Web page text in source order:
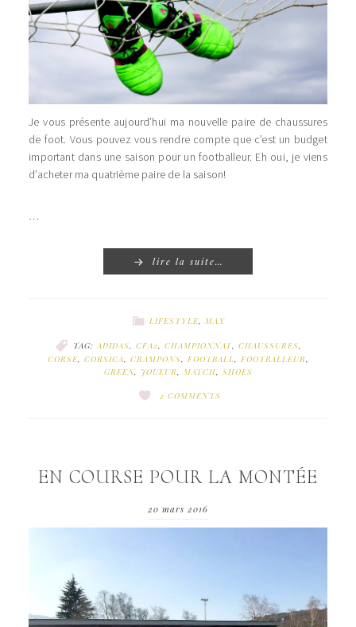
Je vous présente aujourd’hui ma nouvelle paire de chaussures
de foot. Vous pouvez vous rendre compte que c’est un budget
important dans une saison pour un footballeur. Eh oui, je viens
d’acheter ma quatrième paire de la saison!
…
lire la suite…
LIFESTYLE, MAX
TAG:ADIDAS, CFA2, CHAMPIONNAT, CHAUSSURES,
CORSE, CORSICA, CRAMPONS, FOOTBALL, FOOTBALLEUR,
GREEN, JOUEUR, MATCH, SHOES
2 COMMENTS
EN COURSE POUR LA MONTÉE
20 mars 2016